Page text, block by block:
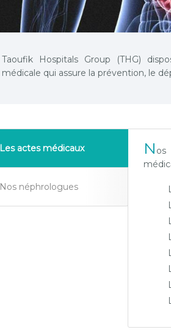
Taoufik Hospitals Group (THG)
médicale qui assure la prévention, le
Les actes médicaux
Nos néphrologues
N os